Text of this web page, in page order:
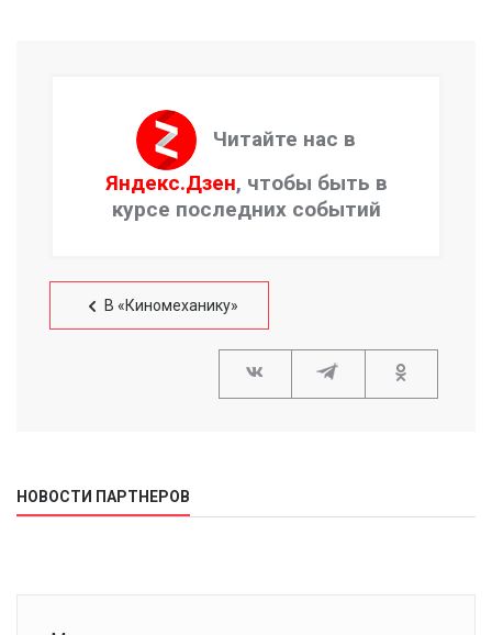
Читайте нас в
Яндекс.Дзен, чтобы быть в
курсе последних событий
В «Киномеханику»
НОВОСТИ ПАРТНЕРОВ